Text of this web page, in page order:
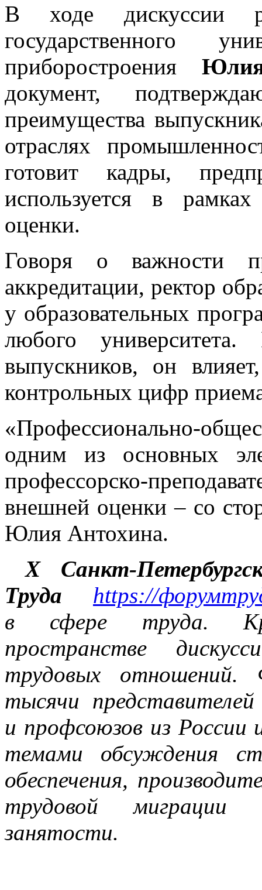
В ходе дискуссии
государственного
приборостроения
документ,
преимущества
отраслях
готовит кадры,
используется в
оценки.
Говоря о важности
аккредитации, ректор
у образовательных
любого университета.
выпускников, он
контрольных цифр
«Профессионально-
одним из основных
профессорско-
внешней оценки – со
Юлия Антохина.
X Санкт-
Труда
https://
в сфере труда.
пространстве
трудовых отношений.
тысячи представителей
и профсоюзов из России
темами обсуждения
обеспечения,
трудовой миграции
занятости.